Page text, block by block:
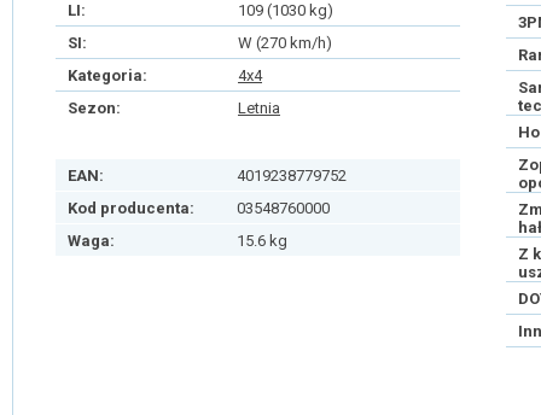
LI:
109 (1030 kg)
SI:
W (270 km/h)
Kategoria:
4x4
Sezon:
Letnia
EAN:
4019238779752
Kod producenta:
03548760000
Waga:
15.6 kg
Z